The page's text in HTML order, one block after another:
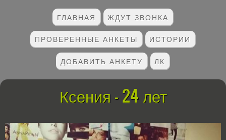
ГЛАВНАЯ ЖДУТ ЗВОНКА
ПРОВЕРЕННЫЕ АНКЕТЫ ИСТОРИИ
ДОБАВИТЬ АНКЕТУ ЛК
Ксения - 24 лет